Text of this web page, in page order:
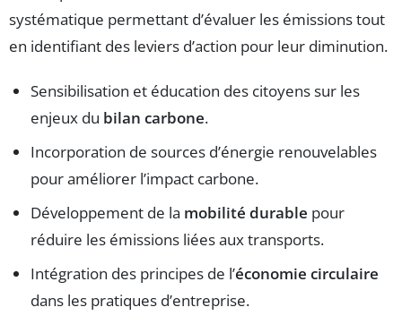
systématique permettant d’évaluer les émissions tout
en identifiant des leviers d’action pour leur diminution.
Sensibilisation et éducation des citoyens sur les
enjeux du bilan carbone.
Incorporation de sources d’énergie renouvelables
pour améliorer l’impact carbone.
Développement de la mobilité durable pour
réduire les émissions liées aux transports.
Intégration des principes de l’économie circulaire
dans les pratiques d’entreprise.